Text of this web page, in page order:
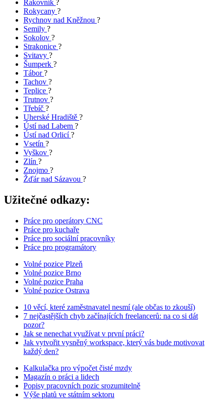
Rakovník ?
Rokycany ?
Rychnov nad Kněžnou ?
Semily ?
Sokolov ?
Strakonice ?
Svitavy ?
Šumperk ?
Tábor?
Tachov ?
Teplice ?
Trutnov ?
Třebíč ?
Uherské Hradiště ?
Ústí nad Labem ?
Ústí nad Orlicí?
Vsetín ?
Vyškov ?
Zlín ?
Znojmo ?
Žďár nad Sázavou ?
Užitečné odkazy:
Práce pro operátory CNC
Práce pro kuchaře
Práce pro sociální pracovníky
Práce pro programátory
Volné pozice Plzeň
Volné pozice Brno
Volné pozice Praha
Volné pozice Ostrava
10 věcí, které zaměstnavatel nesmí (ale občas to zkouší)
7 nejčastějších chyb začínajících freelancerů: na co si dát
pozor?
Jak se nenechat využívat v první práci?
Jak vytvořit vysněný workspace, který vás bude motivovat
každý den?
Kalkulačka pro výpočet čisté mzdy
Magazín o práci a lidech
Popisy pracovních pozic srozumitelně
Výše platů ve státním sektoru